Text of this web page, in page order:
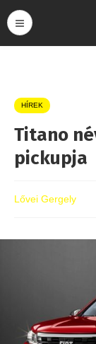
HÍREK
Titano
pickupja
Lővei Gergely